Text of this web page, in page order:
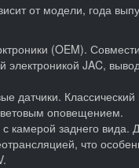
от модели, года
(OEM).
электроникой JAC,
датчики.
оповещением.
с камерой заднего вида.
что